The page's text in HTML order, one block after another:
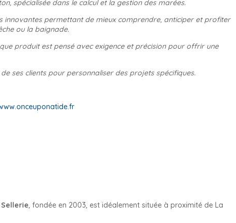
spécialisée dans le calcul et la gestion des marées.
innovantes permettant de mieux comprendre, anticiper et profiter
ou la baignade.
produit est pensé avec exigence et précision pour offrir une
ses clients pour personnaliser des projets spécifiques.
, fondée en 2003, est idéalement située à proximité de La